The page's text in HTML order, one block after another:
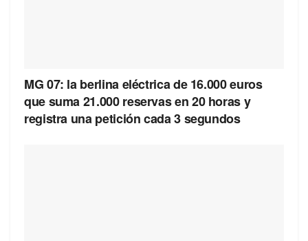
MG 07: la berlina eléctrica de 16.000 euros
que suma 21.000 reservas en 20 horas y
registra una petición cada 3 segundos